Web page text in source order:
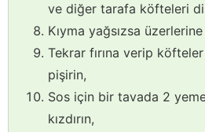
ve diğer tarafa köfteleri
Kıyma yağsızsa
Tekrar fırına verip
pişirin,
Sos için bir tavada 2
kızdırın,